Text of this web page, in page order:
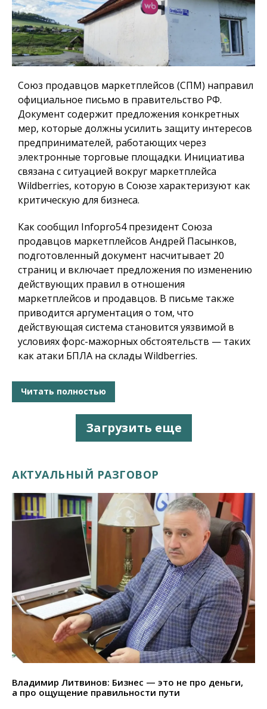
Союз продавцов маркетплейсов (СПМ) направил
официальное письмо в правительство РФ.
Документ содержит предложения конкретных
мер, которые должны усилить защиту интересов
предпринимателей, работающих через
электронные торговые площадки. Инициатива
связана с ситуацией вокруг маркетплейса
Wildberries, которую в Союзе характеризуют как
критическую для бизнеса.
Как сообщил Infopro54президент Союза
продавцов маркетплейсов Андрей Пасынков,
подготовленный документ насчитывает 20
страниц и включает предложения по изменению
действующих правил в отношения
маркетплейсов и продавцов. В письме также
приводится аргументация о том, что
действующая система становится уязвимой в
условиях форс-мажорных обстоятельств — таких
как атаки БПЛА на склады Wildberries.
Читать полностью
Загрузить еще
АКТУАЛЬНЫЙ РАЗГОВОР
Владимир Литвинов: Бизнес — это не про деньги,
а про ощущение правильности пути